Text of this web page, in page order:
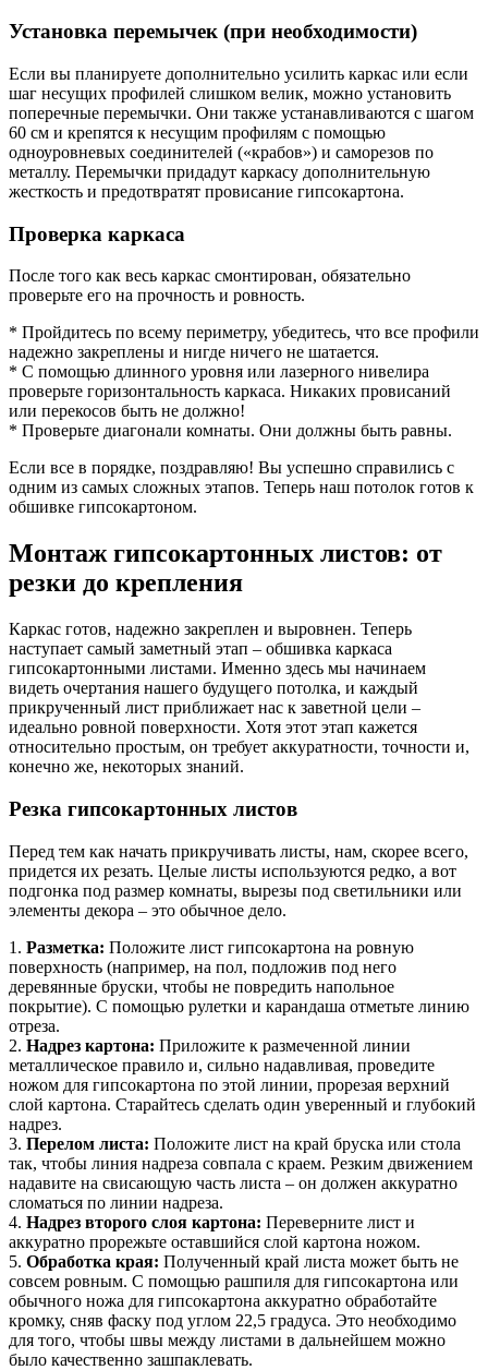
Установка перемычек (при необходимости)
Если вы планируете дополнительно усилить каркас или если
шаг несущих профилей слишком велик, можно установить
поперечные перемычки. Они также устанавливаются с шагом
60 см и крепятся к несущим профилям с помощью
одноуровневых соединителей («крабов») и саморезов по
металлу. Перемычки придадут каркасу дополнительную
жесткость и предотвратят провисание гипсокартона.
Проверка каркаса
После того как весь каркас смонтирован, обязательно
проверьте его на прочность и ровность.
* Пройдитесь по всему периметру, убедитесь, что все профили
надежно закреплены и нигде ничего не шатается.
* С помощью длинного уровня или лазерного нивелира
проверьте горизонтальность каркаса. Никаких провисаний
или перекосов быть не должно!
* Проверьте диагонали комнаты. Они должны быть равны.
Если все в порядке, поздравляю! Вы успешно справились с
одним из самых сложных этапов. Теперь наш потолок готов к
обшивке гипсокартоном.
Монтаж гипсокартонных листов: от
резки до крепления
Каркас готов, надежно закреплен и выровнен. Теперь
наступает самый заметный этап – обшивка каркаса
гипсокартонными листами. Именно здесь мы начинаем
видеть очертания нашего будущего потолка, и каждый
прикрученный лист приближает нас к заветной цели –
идеально ровной поверхности. Хотя этот этап кажется
относительно простым, он требует аккуратности, точности и,
конечно же, некоторых знаний.
Резка гипсокартонных листов
Перед тем как начать прикручивать листы, нам, скорее всего,
придется их резать. Целые листы используются редко, а вот
подгонка под размер комнаты, вырезы под светильники или
элементы декора – это обычное дело.
1. Разметка: Положите лист гипсокартона на ровную
поверхность (например, на пол, подложив под него
деревянные бруски, чтобы не повредить напольное
покрытие). С помощью рулетки и карандаша отметьте линию
отреза.
2. Надрез картона: Приложите к размеченной линии
металлическое правило и, сильно надавливая, проведите
ножом для гипсокартона по этой линии, прорезая верхний
слой картона. Старайтесь сделать один уверенный и глубокий
надрез.
3. Перелом листа: Положите лист на край бруска или стола
так, чтобы линия надреза совпала с краем. Резким движением
надавите на свисающую часть листа – он должен аккуратно
сломаться по линии надреза.
4. Надрез второго слоя картона: Переверните лист и
аккуратно прорежьте оставшийся слой картона ножом.
5. Обработка края: Полученный край листа может быть не
совсем ровным. С помощью рашпиля для гипсокартона или
обычного ножа для гипсокартона аккуратно обработайте
кромку, сняв фаску под углом 22,5 градуса. Это необходимо
для того, чтобы швы между листами в дальнейшем можно
было качественно зашпаклевать.